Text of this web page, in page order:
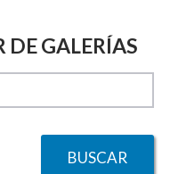
DE GALERÍAS